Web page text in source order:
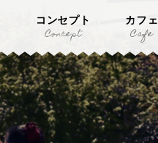
コンセプト
Concept
カフェ
Cafe